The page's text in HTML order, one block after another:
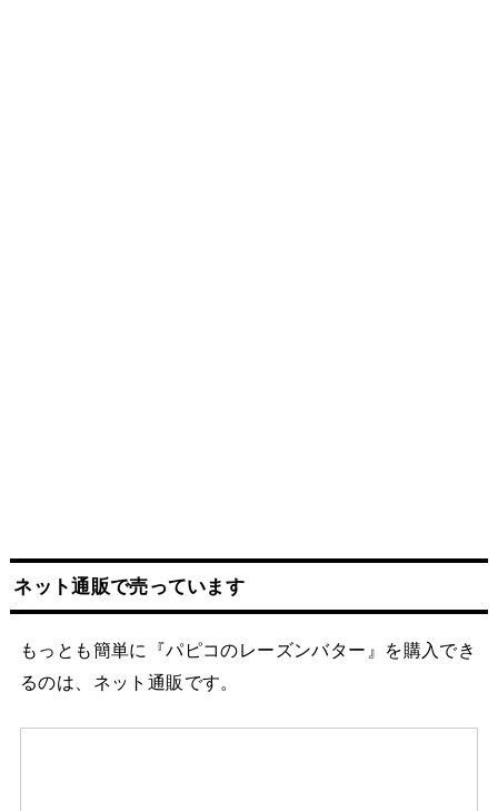
ネット通販で売っています
もっとも簡単に『パピコのレーズンバター』を購入でき
るのは、ネット通販です。